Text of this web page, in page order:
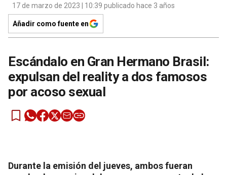
17 de marzo de 2023 | 10:39 publicado hace 3 años
Añadir como fuente en
Escándalo en Gran Hermano Brasil:
expulsan del reality a dos famosos
por acoso sexual
Durante la emisión del jueves, ambos fueran